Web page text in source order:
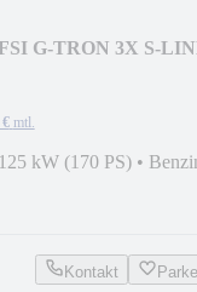
G-TRON 3X S-
€ mtl.
125 kW (170 PS) •
Kontakt